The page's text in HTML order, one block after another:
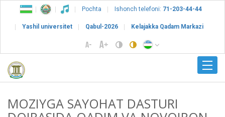
Pochta Ishonch telefoni: 71-203-44-44
Yashil universitet Qabul-2026 Kelajakka Qadam Markazi
MOZIYGA SAYOHAT DASTURI